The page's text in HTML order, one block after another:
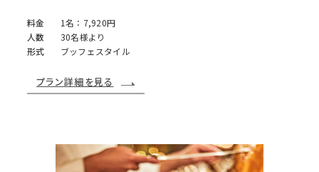
料金
1名：7,920円
人数
30名様より
形式
ブッフェスタイル
プラン詳細を見る